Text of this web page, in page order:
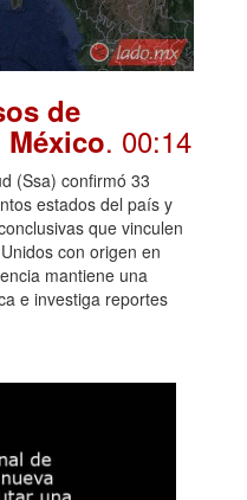
de
. 00:14
(Ssa) confirmó 33
estados del país y
que vinculen
con origen en
mantiene una
e investiga reportes